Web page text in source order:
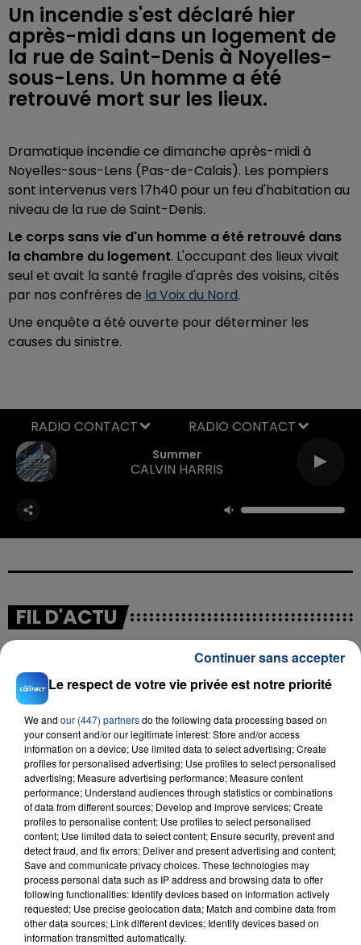
Un incendie s'est déclaré hier
après-midi dans un logement de
la rue de Saint-Denis à Noyelles-
sous-Lens. Un homme a été
retrouvé mort sur les lieux.
Dramatique incendie ce dimanche après-midi à
Noyelles-sous-Lens (Pas-de-Calais). Les pompiers
sont intervenus vers 17h40 pour un feu d'habitation au
niveau de la rue de Saint-Denis.
Le corps sans vie d'un homme a été retrouvé dans
la chambre du logement. L'occupant des lieux vivait
seul et avait la santé fragile d'après des voisins, cités
par nos confrères de la Voix du Nord.
Une enquête a été ouverte pour déterminer les
causes du sinistre.
Summer
CALVIN HARRIS
RADIO CONTACT
FIL D'ACTU
23 juillet 2026
INCENDIE MORTEL À LENS : UNE FEMME ET
SON BÉBÉ ENTRE LA VIE ET LA...
Un homme s'est immolé par le feu après avoir
aspergé sa compagne et leur bébé de trois mois
d'un liquide inflammable.
Le respect de votre vie privée est notre priorité
We and our (447) partnersdo the following data processing based on
your consent and/or our legitimate interest: Store and/or access
information on a device; Use limited data to select advertising; Create
profiles for personalised advertising; Use profiles to select personalised
advertising; Measure advertising performance; Measure content
performance; Understand audiences through statistics or combinations
of data from different sources; Develop and improve services; Create
profiles to personalise content; Use profiles to select personalised
content; Use limited data to select content; Ensure security, prevent and
detect fraud, and fix errors; Deliver and present advertising and content;
Save and communicate privacy choices. These technologies may
process personal data such as IP address and browsing data to offer
following functionalities: Identify devices based on information actively
requested; Use precise geolocation data; Match and combine data from
other data sources; Link different devices; Identify devices based on
information transmitted automatically.
Continuer sans accepter